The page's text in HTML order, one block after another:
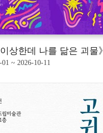
상한데 나를 닮은 괴물》
~ 2026-10-11